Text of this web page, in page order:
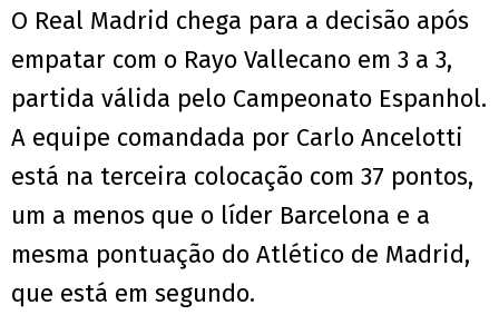
O Real Madrid chega para a decisão após
empatar com o Rayo Vallecano em 3 a 3,
partida válida pelo Campeonato Espanhol.
A equipe comandada por Carlo Ancelotti
está na terceira colocação com 37 pontos,
um a menos que o líder Barcelona e a
mesma pontuação do Atlético de Madrid,
que está em segundo.